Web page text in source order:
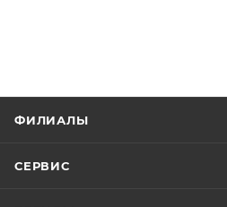
ФИЛИАЛЫ
СЕРВИС